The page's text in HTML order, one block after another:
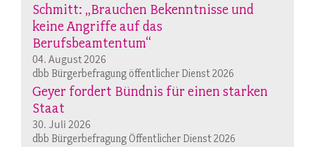
Schmitt: „Brauchen Bekenntnisse und
keine Angriffe auf das
Berufsbeamtentum“
04. August 2026
dbb Bürgerbefragung öffentlicher Dienst 2026
Geyer fordert Bündnis für einen starken
Staat
30. Juli 2026
dbb Bürgerbefragung Öffentlicher Dienst 2026